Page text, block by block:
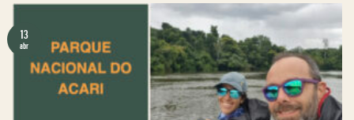
13
abr